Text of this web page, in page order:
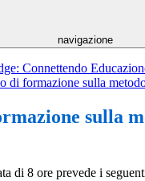
navigazione
Connettendo
di formazione sulla
sulla
di 8 ore prevede i